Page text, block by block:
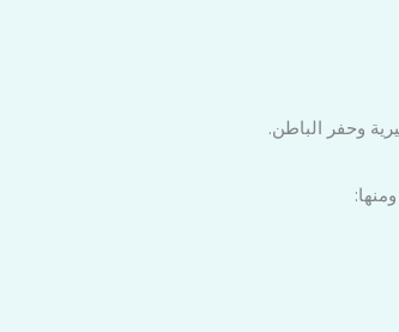
وحفر الباطن.